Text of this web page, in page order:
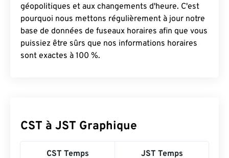
géopolitiques et aux changements d'heure. C'est
pourquoi nous mettons régulièrement à jour notre
base de données de fuseaux horaires afin que vous
puissiez être sûrs que nos informations horaires
sont exactes à 100 %.
CST à JST Graphique
CST Temps JST Temps